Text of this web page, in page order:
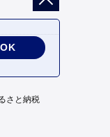
徴
さと納税
OK